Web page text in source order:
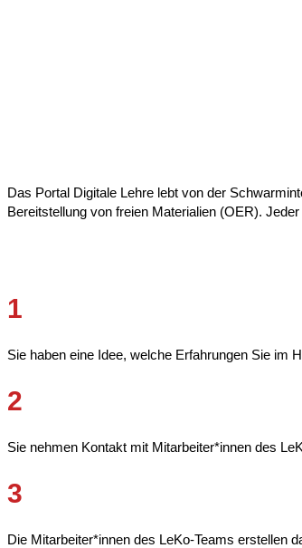
Das Portal Digitale Lehre lebt von der
Bereitstellung von freien Materialien (OER).
1
Sie haben eine Idee, welche Erfahrungen Sie im
2
Sie nehmen Kontakt mit Mitarbeiter*innen des
3
Die Mitarbeiter*innen des LeKo-Teams erstellen